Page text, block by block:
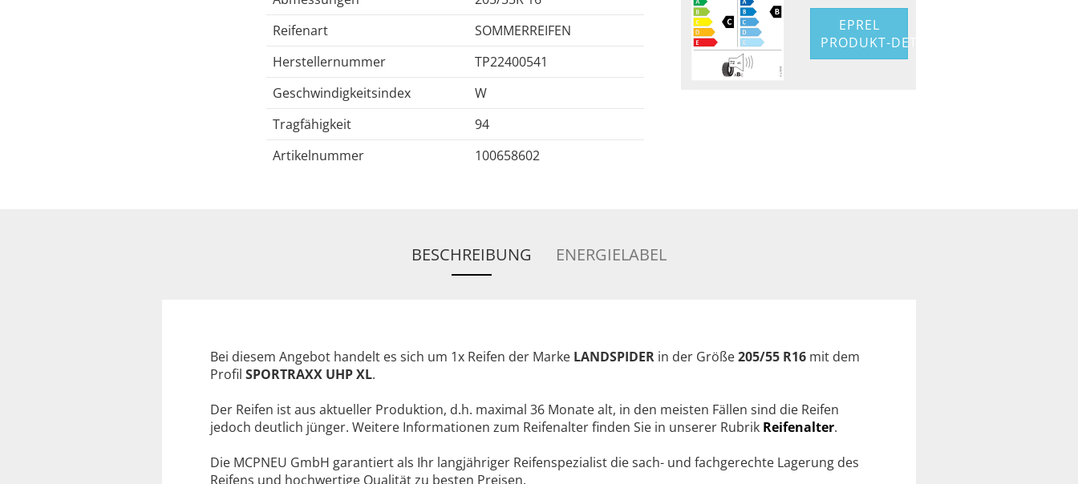
Reifenart
SOMMERREIFEN
Herstellernummer
TP22400541
Geschwindigkeitsindex
W
Tragfähigkeit
94
Artikelnummer
100658602
EPREL
PRODUKT-DETAIL
BESCHREIBUNG ENERGIELABEL
Bei diesem Angebot handelt es sich um 1x Reifen der Marke LANDSPIDER in der Größe205/55 R16 mit dem
Profil SPORTRAXX UHP XL.
Der Reifen ist aus aktueller Produktion, d.h. maximal 36 Monate alt, in den meisten Fällen sind die Reifen
jedoch deutlich jünger. Weitere Informationen zum Reifenalter finden Sie in unserer Rubrik Reifenalter.
Die MCPNEU GmbH garantiert als Ihr langjähriger Reifenspezialist die sach- und fachgerechte Lagerung des
Reifens und hochwertige Qualität zu besten Preisen.